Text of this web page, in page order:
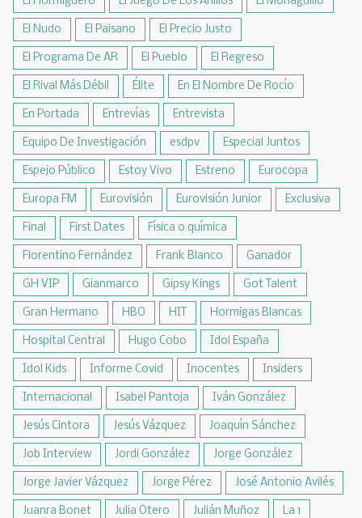
El Nudo El Paisano El Precio Justo
El Programa De AR El Pueblo El Regreso
El Rival Más Débil Élite En El Nombre De Rocío
En Portada Entrevías Entrevista
Equipo De Investigación esdpv Especial Juntos
Espejo Público Estoy Vivo Estreno Eurocopa
Europa FM Eurovisión Eurovisión Junior Exclusiva
Final First Dates Física o química
Florentino Fernández Frank Blanco Ganador
GH VIP Gianmarco Gipsy Kings Got Talent
Gran Hermano HBO HIT Hormigas Blancas
Hospital Central Hugo Cobo Idol España
Idol Kids Informe Covid Inocentes Insiders
Internacional Isabel Pantoja Iván González
Jesús Cintora Jesús Vázquez Joaquín Sánchez
Job Interview Jordi González Jorge González
Jorge Javier Vázquez Jorge Pérez José Antonio Avilés
Juanra Bonet Julia Otero Julián Muñoz La 1